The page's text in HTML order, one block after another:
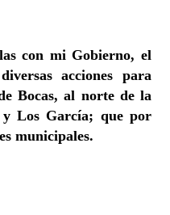
con mi Gobierno, el
acciones para
Bocas, al norte de la
Los García; que por
municipales.